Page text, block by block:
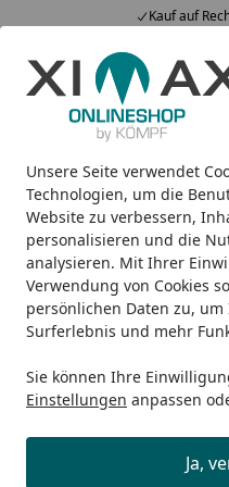
Unsere Seite verwendet
Technologien, um die
Website zu verbessern,
personalisieren und die
analysieren. Mit Ihrer
Verwendung von Cookies
persönlichen Daten zu,
Surferlebnis und mehr
Sie können Ihre
Einstellungen anpassen
Ja,
Kauf auf
Alle Produkte
Mein Konto
Suchen
Startseite
Design-Heizkörper
Ximax